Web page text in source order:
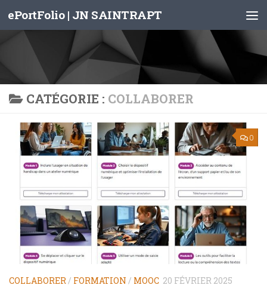
Skip to content
ePortFolio | JN SAINTRAPT
CATÉGORIE : COLLABORER
0
COLLABORER/ FORMATION / MOOC 20 FÉVRIER 2025